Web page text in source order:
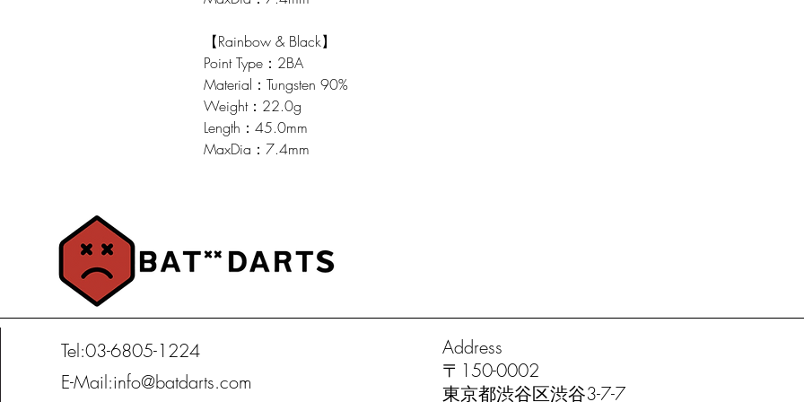
【Rainbow & Black】
Point Type：2BA
Material：Tungsten 90%
Weight：22.0g
Length：45.0mm
MaxDia：7.4mm
​Tel:03-6805-1224
​E-Mail:info@batdarts.com
Address
​〒150-0002
東京都渋谷区渋谷3-7-7